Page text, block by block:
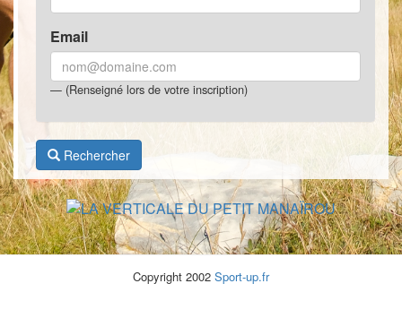
Email
(Renseigné lors de votre inscription)
Rechercher
Copyright 2002 Sport-up.fr